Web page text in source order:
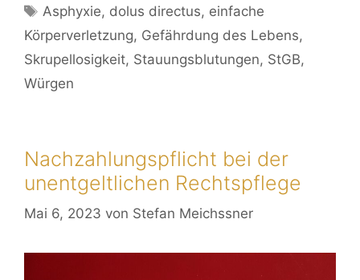
Asphyxie, dolus directus, einfache
Körperverletzung, Gefährdung des Lebens,
Skrupellosigkeit, Stauungsblutungen, StGB,
Würgen
Nachzahlungspflicht bei der
unentgeltlichen Rechtspflege
Mai 6, 2023 von Stefan Meichssner